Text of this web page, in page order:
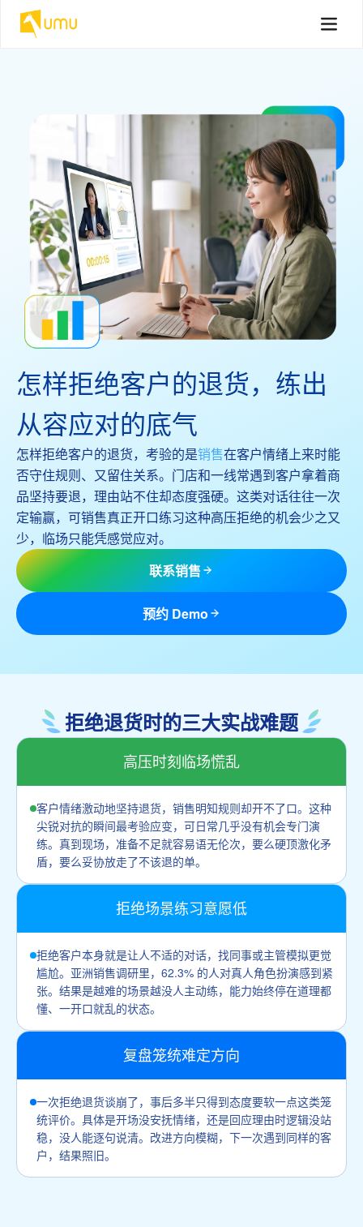
怎样拒绝客户的退货，练出
从容应对的底气
怎样拒绝客户的退货，考验的是销售在客户情绪上来时能
否守住规则、又留住关系。门店和一线常遇到客户拿着商
品坚持要退，理由站不住却态度强硬。这类对话往往一次
定输赢，可销售真正开口练习这种高压拒绝的机会少之又
少，临场只能凭感觉应对。
联系销售
预约 Demo
拒绝退货时的三大实战难题
高压时刻临场慌乱
客户情绪激动地坚持退货，销售明知规则却开不了口。这种
尖锐对抗的瞬间最考验应变，可日常几乎没有机会专门演
练。真到现场，准备不足就容易语无伦次，要么硬顶激化矛
盾，要么妥协放走了不该退的单。
拒绝场景练习意愿低
拒绝客户本身就是让人不适的对话，找同事或主管模拟更觉
尴尬。亚洲销售调研里，62.3% 的人对真人角色扮演感到紧
张。结果是越难的场景越没人主动练，能力始终停在道理都
懂、一开口就乱的状态。
复盘笼统难定方向
一次拒绝退货谈崩了，事后多半只得到态度要软一点这类笼
统评价。具体是开场没安抚情绪，还是回应理由时逻辑没站
稳，没人能逐句说清。改进方向模糊，下一次遇到同样的客
户，结果照旧。